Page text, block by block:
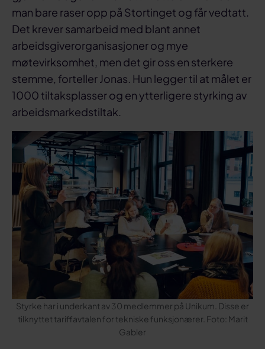
man bare raser opp på Stortinget og får vedtatt.
Det krever samarbeid med blant annet
arbeidsgiverorganisasjoner og mye
møtevirksomhet, men det gir oss en sterkere
stemme, forteller Jonas. Hun legger til at målet er
1000 tiltaksplasser og en ytterligere styrking av
arbeidsmarkedstiltak.
Styrke har i underkant av 30 medlemmer på Unikum. Disse er
tilknyttet tariffavtalen for tekniske funksjonærer. Foto: Marit
Gabler